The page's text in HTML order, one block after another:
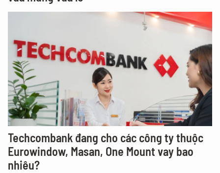
Techcombank đang cho các công ty thuộc
Eurowindow, Masan, One Mount vay bao
nhiêu?